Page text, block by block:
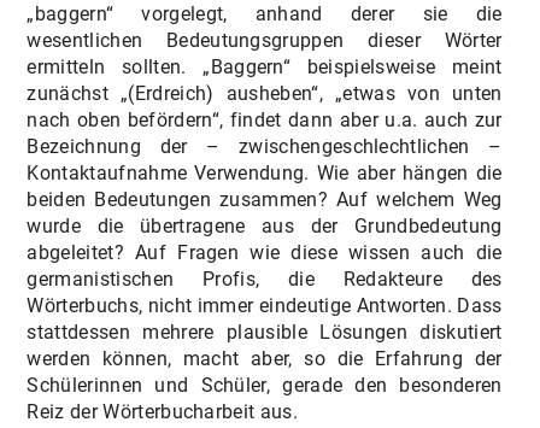
„baggern“ vorgelegt, anhand derer sie die
wesentlichen Bedeutungsgruppen dieser Wörter
ermitteln sollten. „Baggern“ beispielsweise meint
zunächst „(Erdreich) ausheben“, „etwas von unten
nach oben befördern“, findet dann aber u.a. auch zur
Bezeichnung der – zwischengeschlechtlichen –
Kontaktaufnahme Verwendung. Wie aber hängen die
beiden Bedeutungen zusammen? Auf welchem Weg
wurde die übertragene aus der Grundbedeutung
abgeleitet? Auf Fragen wie diese wissen auch die
germanistischen Profis, die Redakteure des
Wörterbuchs, nicht immer eindeutige Antworten. Dass
stattdessen mehrere plausible Lösungen diskutiert
werden können, macht aber, so die Erfahrung der
Schülerinnen und Schüler, gerade den besonderen
Reiz der Wörterbucharbeit aus.